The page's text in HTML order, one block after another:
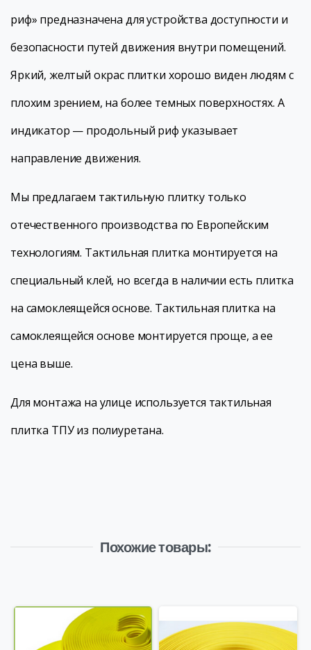
риф» предназначена для устройства доступности и
безопасности путей движения внутри помещений.
Яркий, желтый окрас плитки хорошо виден людям с
плохим зрением, на более темных поверхностях. А
индикатор — продольный риф указывает
направление движения.
Мы предлагаем тактильную плитку только
отечественного производства по Европейским
технологиям. Тактильная плитка монтируется на
специальный клей, но всегда в наличии есть плитка
на самоклеящейся основе. Тактильная плитка на
самоклеящейся основе монтируется проще, а ее
цена выше.
Для монтажа на улице используется тактильная
плитка ТПУ из полиуретана.
Похожие товары: